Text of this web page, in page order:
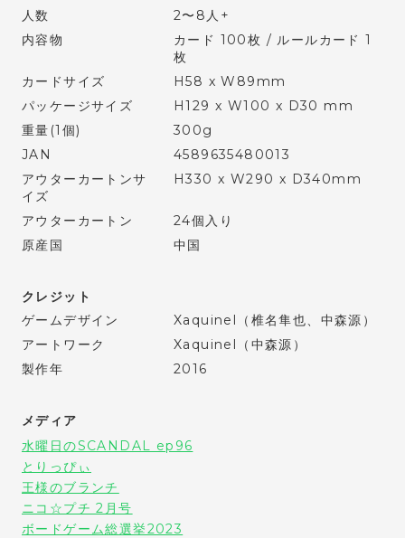
人数
2〜8人+
内容物
カード 100枚 / ルールカード 1
枚
カードサイズ
H58 x W89mm
パッケージサイズ
H129 x W100 x D30 mm
重量(1個)
300g
JAN
4589635480013
アウターカートンサ
イズ
H330 x W290 x D340mm
アウターカートン
24個入り
原産国
中国
クレジット
ゲームデザイン
Xaquinel（椎名隼也、中森源）
アートワーク
Xaquinel（中森源）
製作年
2016
メディア
水曜日のSCANDAL ep96
とりっぴぃ
王様のブランチ
ニコ☆プチ 2月号
ボードゲーム総選挙2023